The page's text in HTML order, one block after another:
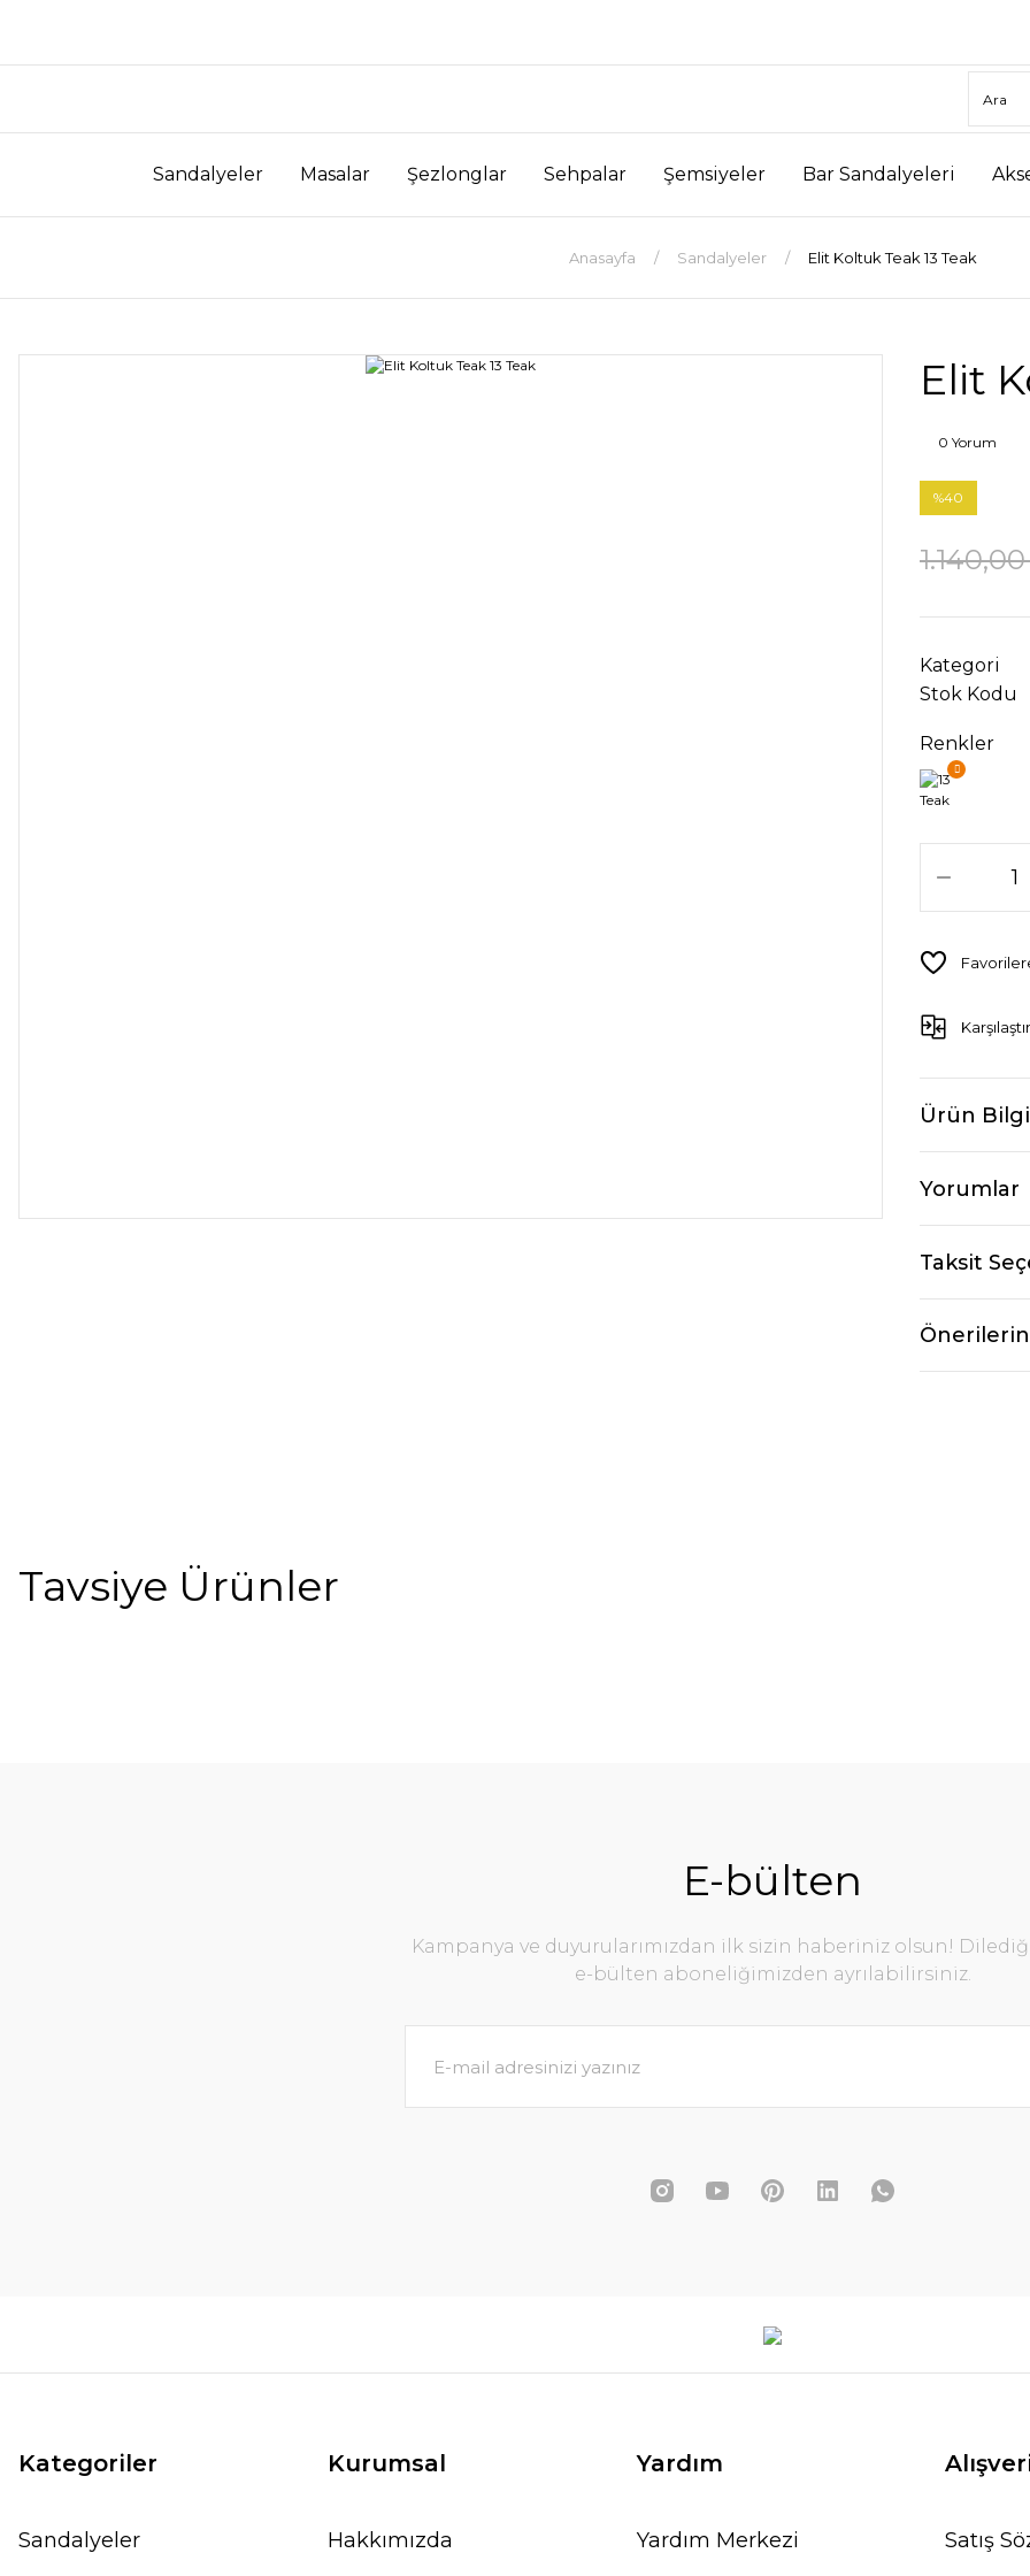
Sandalyeler Masalar Şezlonglar Sehpalar Şemsiyeler Bar Sandalyeleri
Anasayfa Sandalyeler Elit Koltuk Teak 13 Teak
Elit
0 Yorum
%40
Kategori
Stok Kodu
Renkler
Karşılaştır
Ürün
Yorumlar
Taksit
Tavsiye Ürünler
E-bülten
Kampanya ve duyurularımızdan ilk sizin haberiniz olsun!
e-bülten aboneliğimizden ayrılabilirsiniz.
Kategoriler
Sandalyeler
Kurumsal
Hakkımızda
Yardım
Yardım Merkezi Satış